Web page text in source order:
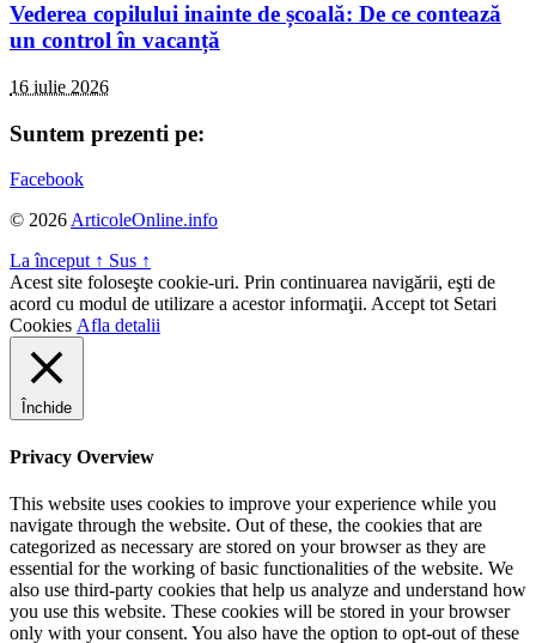
Vederea copilului inainte de școală: De ce contează
un control în vacanță
16 iulie 2026
Suntem prezenti pe:
Facebook
© 2026 ArticoleOnline.info
La început ↑ Sus ↑
Acest site foloseşte cookie-uri. Prin continuarea navigării, eşti de
acord cu modul de utilizare a acestor informaţii. Accept tot Setari
Cookies Afla detalii
Închide
Privacy Overview
This website uses cookies to improve your experience while you
navigate through the website. Out of these, the cookies that are
categorized as necessary are stored on your browser as they are
essential for the working of basic functionalities of the website. We
also use third-party cookies that help us analyze and understand how
you use this website. These cookies will be stored in your browser
only with your consent. You also have the option to opt-out of these